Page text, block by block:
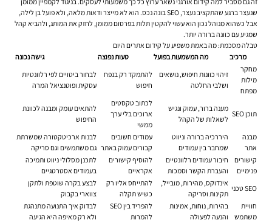
שנעצר ברגע שהתקציב נעצר, SEO בונה נכס. הוא לא מייצר ודאות מלאה, ולא פועל בן לילה,
אבל כשהוא מנוהל נכון הוא עשוי להקטין תלות בפרסום ממומן, לחזק את המותג, ולהביא קהל
שמגיע עם כוונה ברורה יותר.
טבלה מסכמת: מה באמת משפיע על קידום אתרים היום
מרכיב
מה המשמעות בפועל טעות נפוצה
גישה נכונה
מחקר
מילות
מפתח
זיהוי כוונות חיפוש, נושאים
ושלבי החלטה
להתמקד רק בנפח
חיפוש
לבחור ביטויים לפי רלוונטיות
עסקית ופוטנציאל המרה
תוכן SEO
מענה ברור, עמוק ונגיש
לשאלות של הקהל
לכתוב טקסטים
ארוכים בלי ערך
ממשי
להתאים עומק ומבנה לכוונת
החיפוש
מבנה
אתר
היררכיה ברורה וניווט
שמחבר בין עמודים
עמודים חשובים
קבורים עמוק באתר
לבנות ארכיטקטורה שמשרתת
גם משתמשים וגם סריקה
קישורים
פנימיים
חיבור עמודים רלוונטיים
והעברת הקשר וסמכות
להוסיף קישורים
אקראיים
לתכנן מסלולי ניווט ותמיכה
בעמודים אסטרטגיים
SEO טכני
אינדוקס, מהירות, מובייל,
תקינות וסריקה
להתייחס אליו רק
כשיש תקלה
לבצע בקרה שוטפת ולתקן
צווארי בקבוק
חוויית
משתמש
בהירות, נוחות, אמינות
והנעה לפעולה
להפריד בין SEO
להמרות
לבדוק איך התנועה מתנהגת
ולא רק מאיפה היא הגיעה